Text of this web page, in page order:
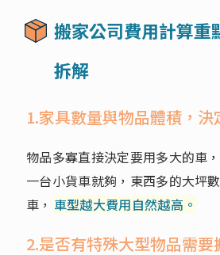
搬家公司費用計算重
拆解
1.家具數量與物品體積，
物品多寡直接決定要用多大的車
一台小貨車就夠，東西多的大坪
車， 車型越大費用自然越高。
2.是否有特殊大型物品需要